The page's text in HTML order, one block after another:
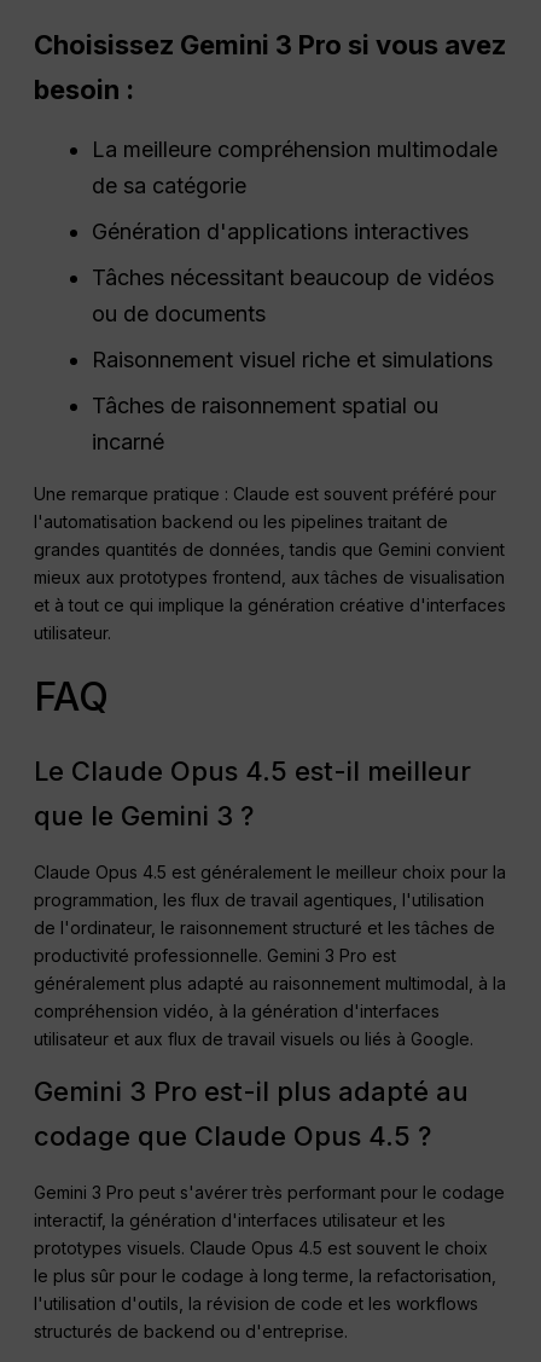
Choisissez Gemini 3 Pro si vous avez
besoin :
La meilleure compréhension multimodale
de sa catégorie
Génération d'applications interactives
Tâches nécessitant beaucoup de vidéos
ou de documents
Raisonnement visuel riche et simulations
Tâches de raisonnement spatial ou
incarné
Une remarque pratique : Claude est souvent préféré pour
l'automatisation backend ou les pipelines traitant de
grandes quantités de données, tandis que Gemini convient
mieux aux prototypes frontend, aux tâches de visualisation
et à tout ce qui implique la génération créative d'interfaces
utilisateur.
FAQ
Le Claude Opus 4.5 est-il meilleur
que le Gemini 3 ?
Claude Opus 4.5 est généralement le meilleur choix pour la
programmation, les flux de travail agentiques, l'utilisation
de l'ordinateur, le raisonnement structuré et les tâches de
productivité professionnelle. Gemini 3 Pro est
généralement plus adapté au raisonnement multimodal, à la
compréhension vidéo, à la génération d'interfaces
utilisateur et aux flux de travail visuels ou liés à Google.
Gemini 3 Pro est-il plus adapté au
codage que Claude Opus 4.5 ?
Gemini 3 Pro peut s'avérer très performant pour le codage
interactif, la génération d'interfaces utilisateur et les
prototypes visuels. Claude Opus 4.5 est souvent le choix
le plus sûr pour le codage à long terme, la refactorisation,
l'utilisation d'outils, la révision de code et les workflows
structurés de backend ou d'entreprise.